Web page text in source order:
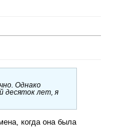
Однако
десяток лет, я
когда она была